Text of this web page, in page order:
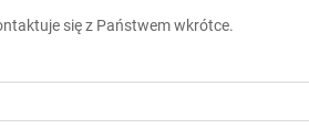
się z Państwem wkrótce.